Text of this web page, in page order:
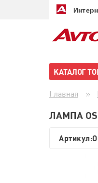
КАТАЛОГ
Главная
ЛАМПА
Артикул: